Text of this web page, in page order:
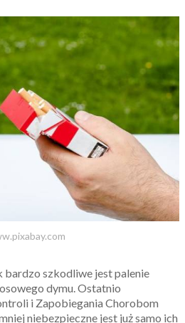
bardzo szkodliwe jest palenie
dymu. Ostatnio
i Zapobiegania Chorobom
niebezpieczne jest już samo ich